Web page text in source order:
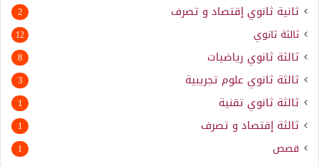
ثانية ثانوي إقتصاد و تصرف 2
ثالثة ثانوي 12
ثالثة ثانوي رياضيات 8
ثالثة ثانوي علوم تجريبية 3
ثالثة ثانوي تقنية 1
ثالثة إقتصاد و تصرف 1
قصص 1